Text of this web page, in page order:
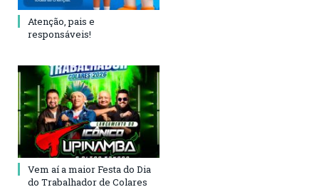
Atenção, pais e
responsáveis!
Vem aí a maior Festa do Dia
do Trabalhador de Colares